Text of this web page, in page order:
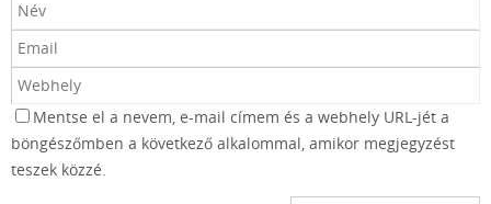
Mentse el a nevem, e-mail címem és a webhely URL-jét a
böngészőmben a következő alkalommal, amikor megjegyzést
teszek közzé.